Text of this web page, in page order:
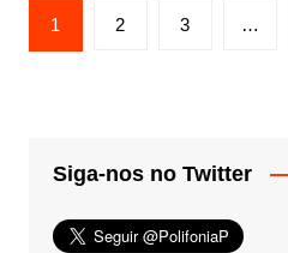
Paginação
de
1 2 3 …
Siga-nos no Twitter